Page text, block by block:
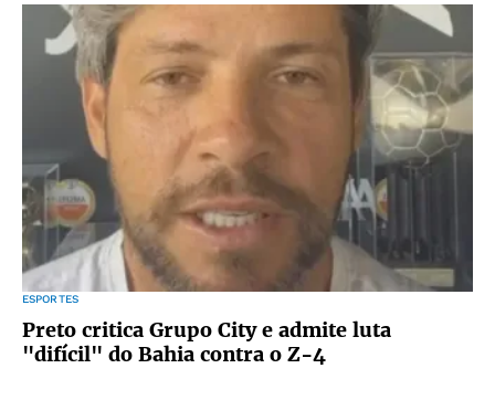
ESPORTES
Preto critica Grupo City e admite luta
"difícil" do Bahia contra o Z-4